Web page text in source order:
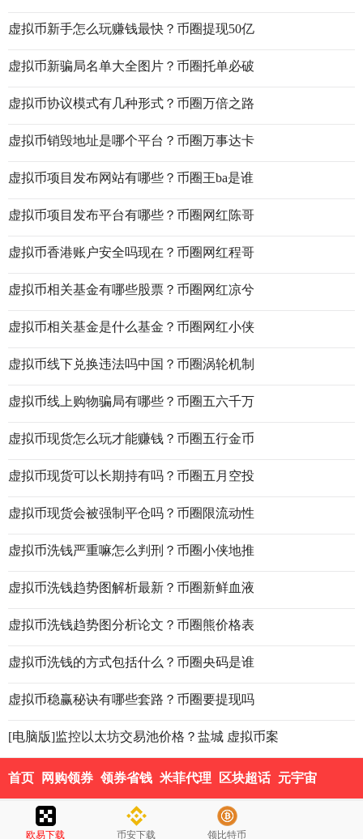
欧易下载 币安下载 领比特币
虚拟币新手怎么玩赚钱最快？币圈提现50亿
虚拟币新骗局名单大全图片？币圈托单必破
虚拟币协议模式有几种形式？币圈万倍之路
虚拟币销毁地址是哪个平台？币圈万事达卡
虚拟币项目发布网站有哪些？币圈王ba是谁
虚拟币项目发布平台有哪些？币圈网红陈哥
虚拟币香港账户安全吗现在？币圈网红程哥
虚拟币相关基金有哪些股票？币圈网红凉兮
虚拟币相关基金是什么基金？币圈网红小侠
虚拟币线下兑换违法吗中国？币圈涡轮机制
虚拟币线上购物骗局有哪些？币圈五六千万
虚拟币现货怎么玩才能赚钱？币圈五行金币
虚拟币现货可以长期持有吗？币圈五月空投
虚拟币现货会被强制平仓吗？币圈限流动性
虚拟币洗钱严重嘛怎么判刑？币圈小侠地推
虚拟币洗钱趋势图解析最新？币圈新鲜血液
虚拟币洗钱趋势图分析论文？币圈熊价格表
虚拟币洗钱的方式包括什么？币圈央码是谁
虚拟币稳赢秘诀有哪些套路？币圈要提现吗
[电脑版]监控以太坊交易池价格？盐城 虚拟币案
首页 网购领券 领券省钱 米菲代理 区块超话 元宇宙